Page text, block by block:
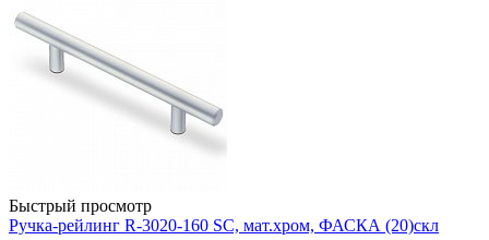
Быстрый просмотр
Ручка-рейлинг R-3020-160 SC, мат.хром, ФАСКА (20)скл